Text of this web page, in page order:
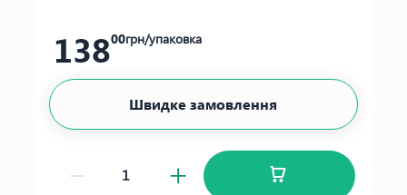
13800грн/упаковка
Швидке замовлення